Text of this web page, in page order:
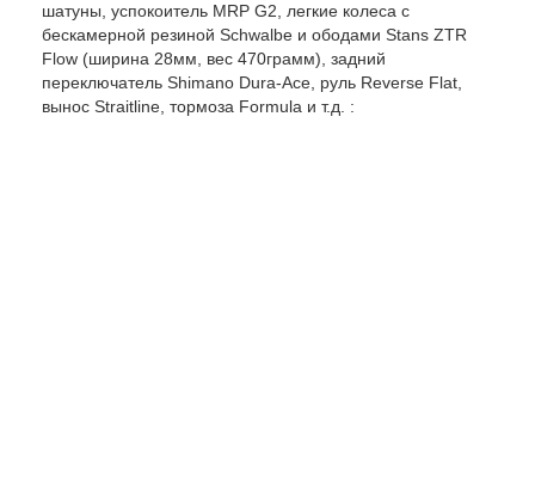
шатуны, успокоитель MRP G2, легкие колеса с
бескамерной резиной Schwalbe и ободами Stans ZTR
Flow (ширина 28мм, вес 470грамм), задний
переключатель Shimano Dura-Ace, руль Reverse Flat,
вынос Straitline, тормоза Formula и т.д. :